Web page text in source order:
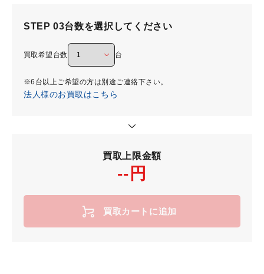
STEP 03台数を選択してください
買取希望台数 台
※6台以上ご希望の方は別途ご連絡下さい。
法人様のお買取はこちら
買取上限金額
--円
買取カートに追加